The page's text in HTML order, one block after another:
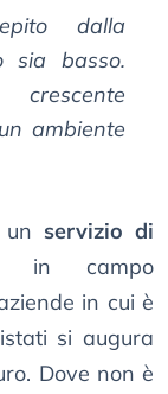
dalla
sia basso.
ambiente
servizio di
in campo
in cui è
si augura
Dove non è